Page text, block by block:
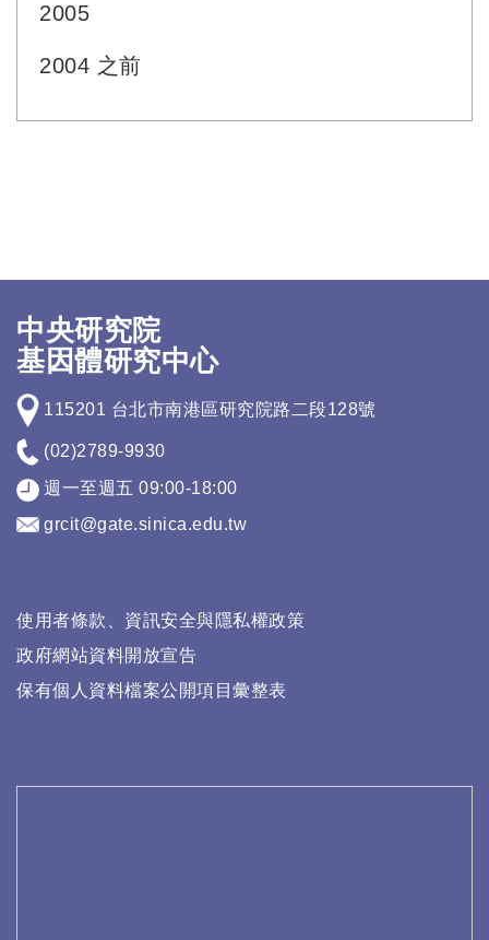
2005
2004 之前
中央研究院
基因體研究中心
115201 台北市南港區研究院路二段128號
(02)2789-9930
週一至週五 09:00-18:00
grcit@gate.sinica.edu.tw
使用者條款、資訊安全與隱私權政策
政府網站資料開放宣告
保有個人資料檔案公開項目彙整表